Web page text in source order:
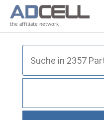
the affiliate network